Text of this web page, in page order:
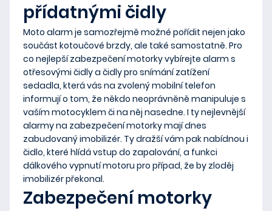
přídatnými čidly
Moto alarm je samozřejmě možné pořídit nejen jako
součást kotoučové brzdy, ale také samostatně. Pro
co nejlepší zabezpečení motorky vybírejte alarm s
otřesovými čidly a čidly pro snímání zatížení
sedadla, která vás na zvolený mobilní telefon
informují o tom, že někdo neoprávněně manipuluje s
vaším motocyklem či na něj nasedne. I ty nejlevnější
alarmy na zabezpečení motorky mají dnes
zabudovaný imobilizér. Ty dražší vám pak nabídnou i
čidlo, které hlídá vstup do zapalování, a funkci
dálkového vypnutí motoru pro případ, že by zloděj
imobilizér překonal.
Zabezpečení motorky